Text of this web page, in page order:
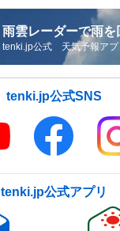
雨雲レーダーで雨を
tenki.jp公式 天気予報アプ
tenki.jp公式SNS
tenki.jp公式アプリ